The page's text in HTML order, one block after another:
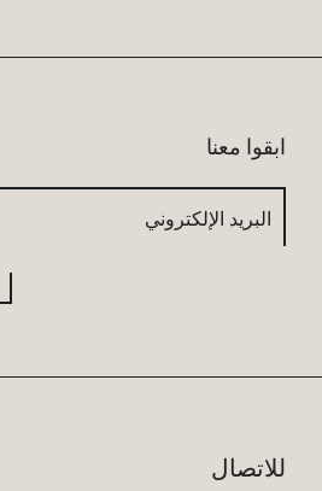
ابقوا معنا
الإلكتروني
للاتصال